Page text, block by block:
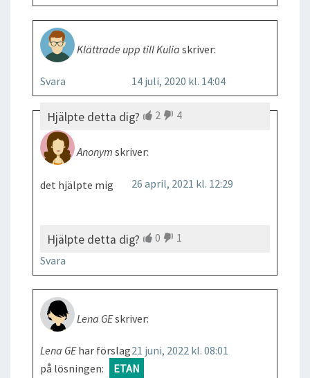
Klättrade upp till Kulia skriver:
14 juli, 2020 kl. 14:04
Hjälpte detta dig? 2 4
Svara
Anonym skriver:
26 april, 2021 kl. 12:29
det hjälpte mig
Hjälpte detta dig? 0
1
Svara
Lena GEskriver:
21 juni, 2022 kl. 08:01
Lena GE har förslag
på lösningen:
ETAN